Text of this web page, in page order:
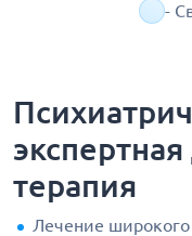
-
терапия
Лечение широкого